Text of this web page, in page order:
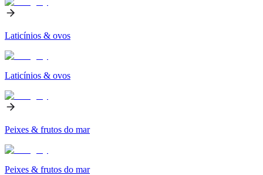
Laticínios & ovos
Laticínios & ovos
Peixes & frutos do mar
Peixes & frutos do mar